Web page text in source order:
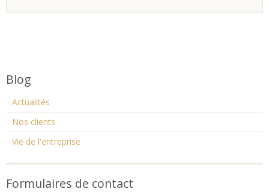
Blog
Actualités
Nos clients
Vie de l'entreprise
Formulaires de contact